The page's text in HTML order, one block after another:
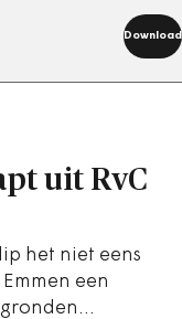
Download
uit RvC
het niet eens
een